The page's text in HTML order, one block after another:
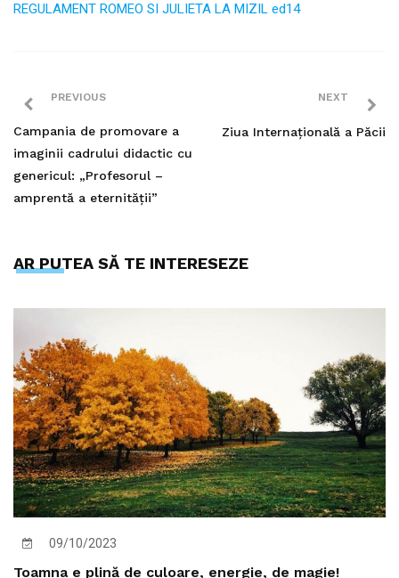
REGULAMENT ROMEO SI JULIETA LA MIZIL ed14
PREVIOUS
Campania de promovare a
imaginii cadrului didactic cu
genericul: „Profesorul –
amprentă a eternității”
NEXT
Ziua Internațională a Păcii
AR PUTEA SĂ TE INTERESEZE
09/10/2023
Toamna e plină de culoare, energie, de magie!